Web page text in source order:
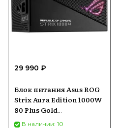
29 990 ₽
Блок питания Asus ROG
Strix Aura Edition 1000W
80 Plus Gold
(90YE00P1B0NA00)
В наличии: 10